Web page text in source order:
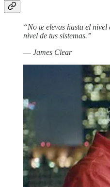
“No te elevas hasta el nivel
nivel de tus sistemas.”
— James Clear